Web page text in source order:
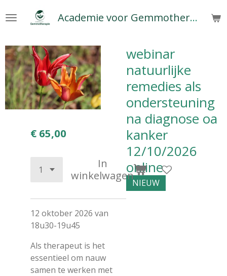
direct
de
hoofdinhoud
Academie voor Gemmotherapie
webinar
natuurlijke
remedies als
ondersteuning
na diagnose oa
kanker
12/10/2026
online
NIEUW
€ 65,00
In
winkelwagen
12 oktober 2026 van
18u30-19u45
Als therapeut is het
essentieel om nauw
samen te werken met